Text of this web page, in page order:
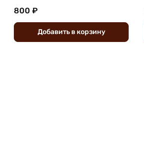
800 ₽
Добавить вкорзину